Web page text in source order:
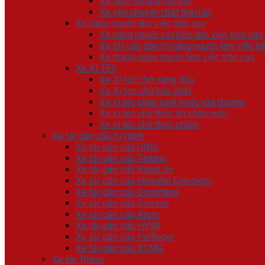
Xe vận chuyển chất thải rắn
Xe nâng người làm việc trên cao
Xe nâng người cắt kéo làm việc trên cao
Xe tải cẩu gắn rổ nâng người làm việc
Xe thang nâng người làm việc trên cao
Xe XI TÉC
Xe Xi téc chở xăng dầu
Xe Xi tec chở hóa chất
Xe xi téc phun tưới nước rửa đường
Xe xi téc chở thức ăn chăn nuôi
Xe xi téc chở thực phẩm
Xe tải gắn cẩu tự hành
Xe tải gắn cẩu UNIC
Xe tải gắn cẩu Tadano
Xe tải gắn cẩu KangLim
Xe tải gắn cẩu Hyundai Everdigm
Xe tải gắn cẩu DongYang
Xe tải gắn cẩu Soosan
Xe tải gắn cẩu Atom
Xe tải gắn cẩu HYVA
Xe tải gắn cẩu Palfinger
Xe tải gắn cẩu XCMG
Xe tải Thùng